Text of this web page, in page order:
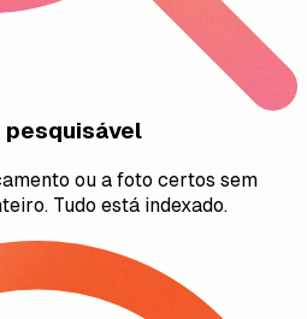
ou a foto certos sem
Tudo está indexado.